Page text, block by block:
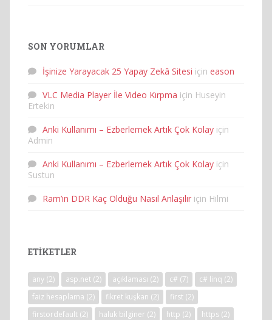
SON YORUMLAR
İşinize Yarayacak 25 Yapay Zekâ Sitesi için eason
VLC Media Player İle Video Kırpma için Huseyin
Ertekin
Anki Kullanımı – Ezberlemek Artık Çok Kolay için
Admin
Anki Kullanımı – Ezberlemek Artık Çok Kolay için
Sustun
Ram’in DDR Kaç Olduğu Nasıl Anlaşılır için Hilmi
ETIKETLER
any (2) asp.net (2) açıklaması (2) c# (7) c# linq (2)
faiz hesaplama (2) fikret kuşkan (2) first (2)
firstordefault (2) haluk bilginer (2) http (2) https (2)